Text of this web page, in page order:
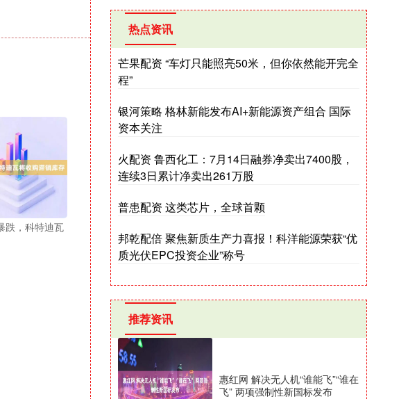
跌，科特迪瓦
热点资讯
芒果配资 “车灯只能照亮50米，但你依然能开完全
程”
银河策略 格林新能发布AI+新能源资产组合 国际
资本关注
火配资 鲁西化工：7月14日融券净卖出7400股，
连续3日累计净卖出261万股
普患配资 这类芯片，全球首颗
邦乾配倍 聚焦新质生产力喜报！科洋能源荣获“优
质光伏EPC投资企业”称号
推荐资讯
惠红网 解决无人机“谁能飞”“谁在
飞” 两项强制性新国标发布